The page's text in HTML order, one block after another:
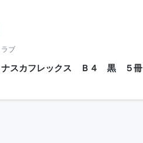
ナスカフレックス Ｂ４ 黒 ５冊
ラブ